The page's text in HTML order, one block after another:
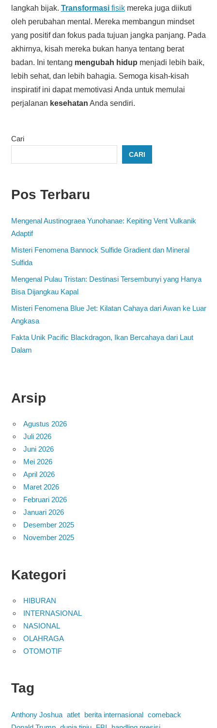
langkah bijak. Transformasifisikmereka juga diikuti
oleh perubahan mental. Mereka membangun mindset
yang positif dan fokus pada tujuan jangka panjang. Pada
akhirnya, kisah mereka bukan hanya tentang berat
badan. Ini tentang mengubah hidup menjadi lebih baik,
lebih sehat, dan lebih bahagia. Semoga kisah-kisah
inspiratif ini dapat memotivasi Anda untuk memulai
perjalanan kesehatan Anda sendiri.
Cari
CARI
Pos Terbaru
Mengenal Austinograea Yunohanae: Kepiting Vent Vulkanik
Adaptif
Misteri Fenomena Bannock Sulfide Gradient dan Mineral
Sulfida
Mengenal Pulau Tristan: Destinasi Tersembunyi yang Hanya
Bisa Dijangkau Kapal
Misteri Fenomena Blue Jet: Kilatan Cahaya dari Awan ke Luar
Angkasa
Fakta Unik Pacific Blackdragon, Ikan Bercahaya dari Laut
Dalam
Arsip
Agustus 2026
Juli 2026
Juni 2026
Mei 2026
April 2026
Maret 2026
Februari 2026
Januari 2026
Desember 2025
November 2025
Kategori
HIBURAN
INTERNASIONAL
NASIONAL
OLAHRAGA
OTOMOTIF
Tag
Anthony Joshua atlet berita internasional comeback